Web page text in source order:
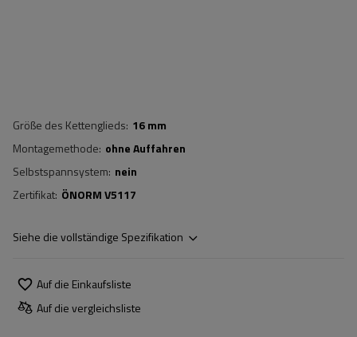
Größe des Kettenglieds 16 mm
Montagemethode ohne Auffahren
Selbstspannsystem nein
Zertifikat ÖNORM V5117
Siehe die vollständige Spezifikation
Auf die Einkaufsliste
Auf die vergleichsliste